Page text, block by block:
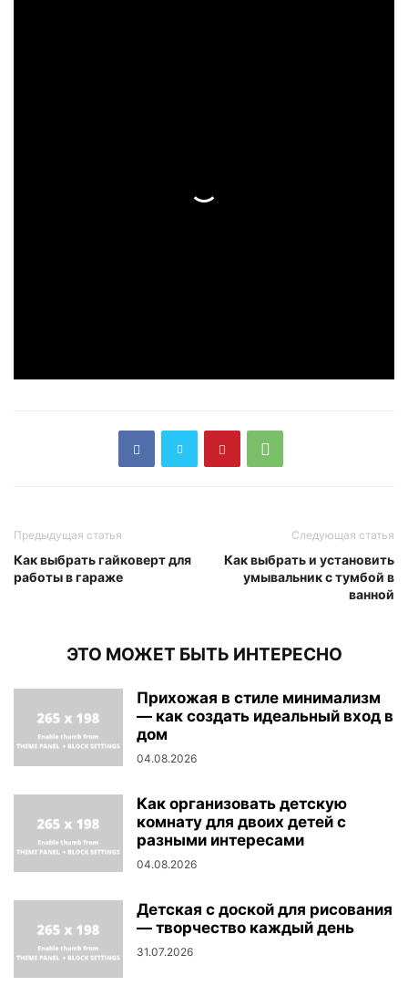
Предыдущая статья
Как выбрать гайковерт для
работы в гараже
Следующая статья
Как выбрать и установить
умывальник с тумбой в
ванной
ЭТО МОЖЕТ БЫТЬ ИНТЕРЕСНО
Прихожая в стиле минимализм
— как создать идеальный вход в
дом
04.08.2026
Как организовать детскую
комнату для двоих детей с
разными интересами
04.08.2026
Детская с доской для рисования
— творчество каждый день
31.07.2026